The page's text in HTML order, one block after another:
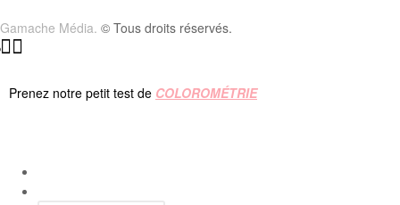
Gamache Média. © Tous droits réservés.
Prenez notre petit test de COLOROMÉTRIE